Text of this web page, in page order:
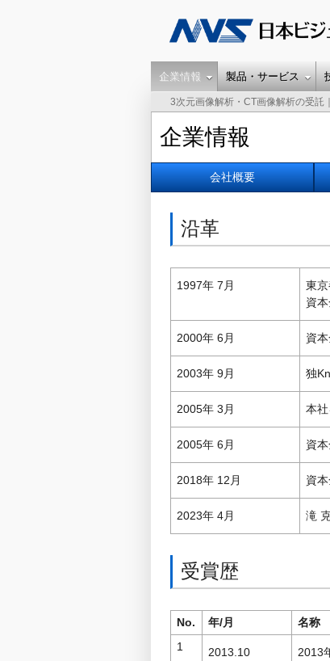
企業情報 製品・サービス
3次元画像解析・CT画像解析の受託
企業情報
会社概要
沿革
1997年 7月
東
資
2000年 6月 資
2003年 9月 独
2005年 3月 本
2005年 6月 資
2018年 12月 資
2023年 4月 滝
受賞歴
No. 年/月 名称
1
2013.10 2013